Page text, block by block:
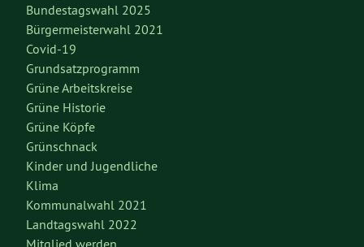
Bundestagswahl 2025
Bürgermeisterwahl 2021
Covid-19
Grundsatzprogramm
Grüne Arbeitskreise
Grüne Historie
Grüne Köpfe
Grünschnack
Kinder und Jugendliche
Klima
Kommunalwahl 2021
Landtagswahl 2022
Mitglied werden